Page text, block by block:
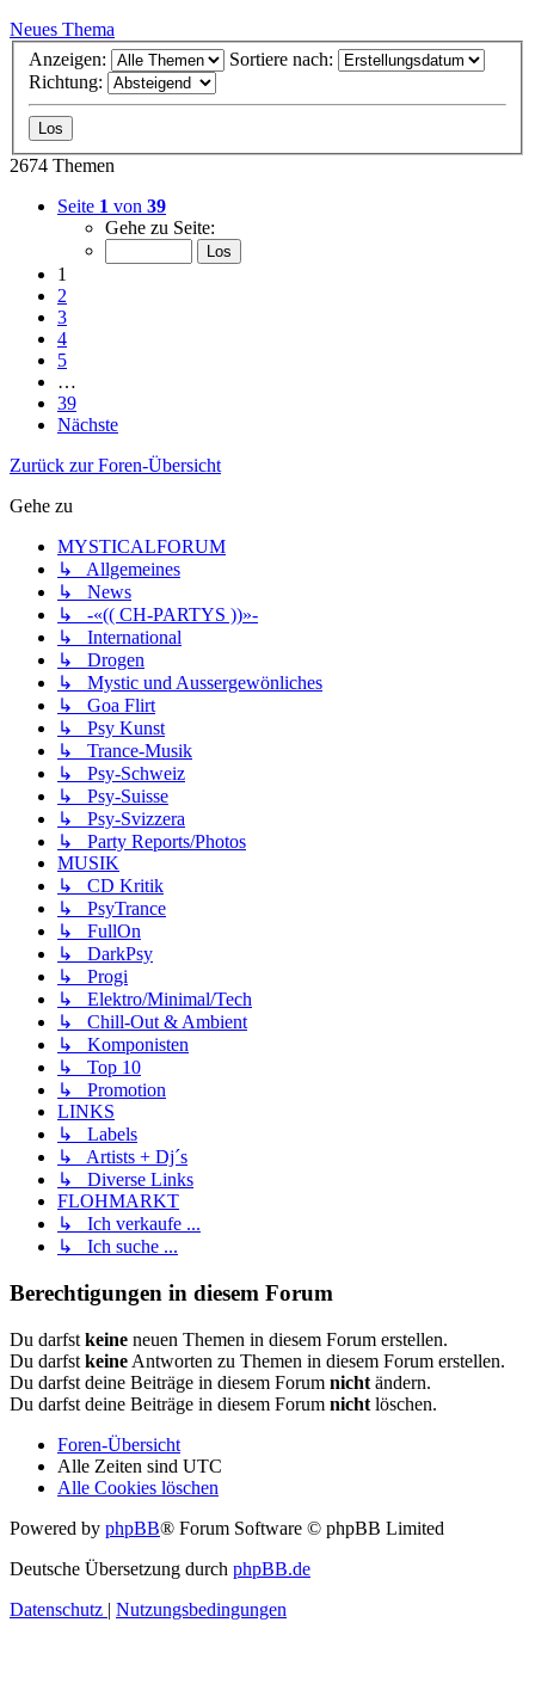
Neues Thema
Anzeigen:
Sortiere nach:
Richtung:
2674 Themen
Seite 1 von 39
Gehe zu Seite:
1
2
3
4
5
…
39
Nächste
Zurück zur Foren-Übersicht
Gehe zu
MYSTICALFORUM
↳ Allgemeines
↳ News
↳ -«(( CH-PARTYS ))»-
↳ International
↳ Drogen
↳ Mystic und Aussergewönliches
↳ Goa Flirt
↳ Psy Kunst
↳ Trance-Musik
↳ Psy-Schweiz
↳ Psy-Suisse
↳ Psy-Svizzera
↳ Party Reports/Photos
MUSIK
↳ CD Kritik
↳ PsyTrance
↳ FullOn
↳ DarkPsy
↳ Progi
↳ Elektro/Minimal/Tech
↳ Chill-Out & Ambient
↳ Komponisten
↳ Top 10
↳ Promotion
LINKS
↳ Labels
↳ Artists + Dj´s
↳ Diverse Links
FLOHMARKT
↳ Ich verkaufe ...
↳ Ich suche ...
Berechtigungen in diesem Forum
Du darfst keine neuen Themen in diesem Forum erstellen.
Du darfst keine Antworten zu Themen in diesem Forum erstellen.
Du darfst deine Beiträge in diesem Forum nicht ändern.
Du darfst deine Beiträge in diesem Forum nicht löschen.
Foren-Übersicht
Alle Zeiten sind UTC
Alle Cookies löschen
Powered by phpBB® Forum Software © phpBB Limited
Deutsche Übersetzung durch phpBB.de
Datenschutz | Nutzungsbedingungen